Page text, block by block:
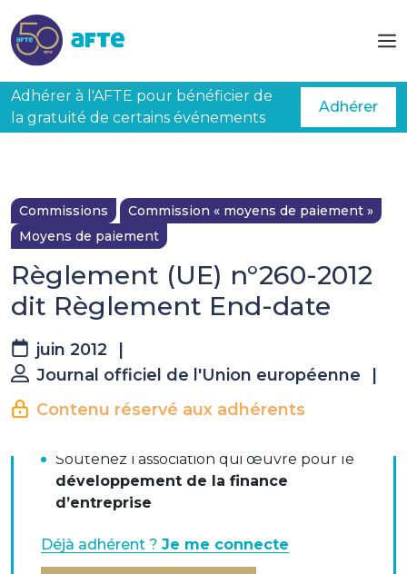
Adhérer à l'AFTE pour bénéficier de
la gratuité de certains événements
Adhérer
Commissions
Commission « moyens de paiement »
Moyens de paiement
Règlement (UE) n°260-2012
dit Règlement End-date
juin 2012
Journal officiel de l'Union européenne
Contenu réservé aux adhérents
Du Parlement Européen et du Conseil de l'UE
établissant des exigences techniques et
prélèvements en euros et modifiant le règlement
(CE) n° 924/2009
La suite est réservée aux
adhérents
Accéder à
l’AFTE
force du réseau
communauté des trésoriers et financiers
Soutenez l’association qui œuvre pour le
développement de la finance
d’entreprise
Déjà adhérent ? Je me connecte